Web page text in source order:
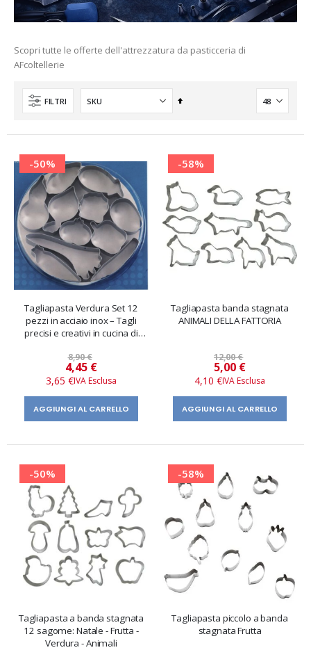
Scopri tutte le offerte dell'attrezzatura da pasticceria di
AFcoltellerie
FILTRI
Imposta
-50%
Tagliapasta Verdura Set 12
pezzi in acciaio inox – Tagli
precisi e creativi in cucina di
8,90 €
Prezzo
speciale
4,45 €
3,65 €
AGGIUNGI AL CARRELLO
-58%
Tagliapasta banda stagnata
ANIMALI DELLA FATTORIA
12,00 €
Prezzo
speciale
5,00 €
4,10 €
AGGIUNGI AL CARRELLO
-50%
Tagliapasta a banda stagnata
12 sagome: Natale - Frutta -
Verdura - Animali
-58%
Tagliapasta piccolo a banda
stagnata Frutta